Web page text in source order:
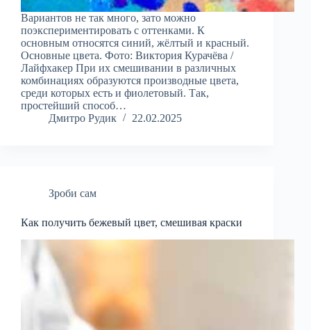
Вариантов не так много, зато можно
поэкспериментировать с оттенками. К
основным относятся синий, жёлтый и красный.
Основные цвета. Фото: Виктория Курачёва /
Лайфхакер При их смешивании в различных
комбинациях образуются производные цвета,
среди которых есть и фиолетовый. Так,
простейший способ…
Дмитро Рудик
22.02.2025
Зроби сам
Как получить бежевый цвет, смешивая краски